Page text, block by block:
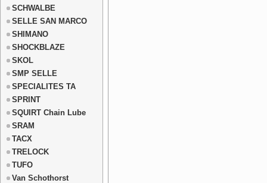
SCHWALBE
SELLE SAN MARCO
SHIMANO
SHOCKBLAZE
SKOL
SMP SELLE
SPECIALITES TA
SPRINT
SQUIRT Chain Lube
SRAM
TACX
TRELOCK
TUFO
Van Schothorst